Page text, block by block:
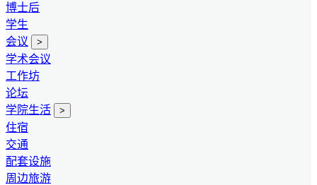
博士后
学生
会议
>
学术会议
工作坊
论坛
学院生活
>
住宿
交通
配套设施
周边旅游